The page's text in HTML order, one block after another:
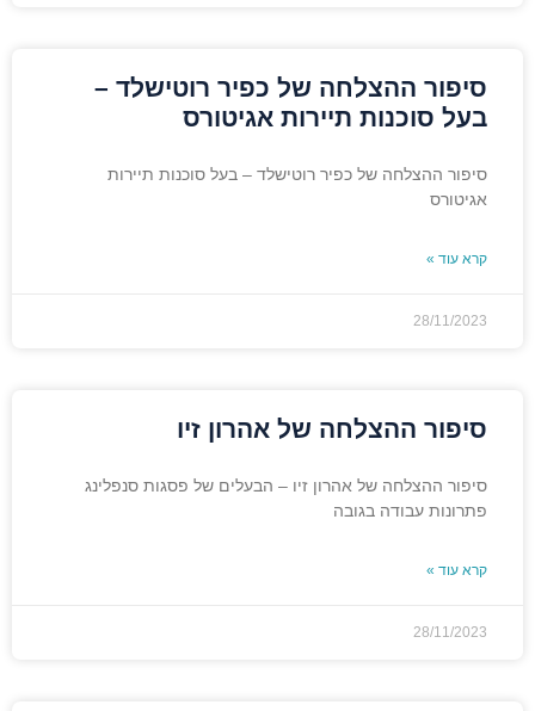
סיפור ההצלחה של כפיר רוטישלד –
בעל סוכנות תיירות אגיטורס
סיפור ההצלחה של כפיר רוטישלד – בעל סוכנות תיירות
אגיטורס
קרא עוד »
28/11/2023
סיפור ההצלחה של אהרון זיו
סיפור ההצלחה של אהרון זיו – הבעלים של פסגות סנפלינג
פתרונות עבודה בגובה
קרא עוד »
28/11/2023